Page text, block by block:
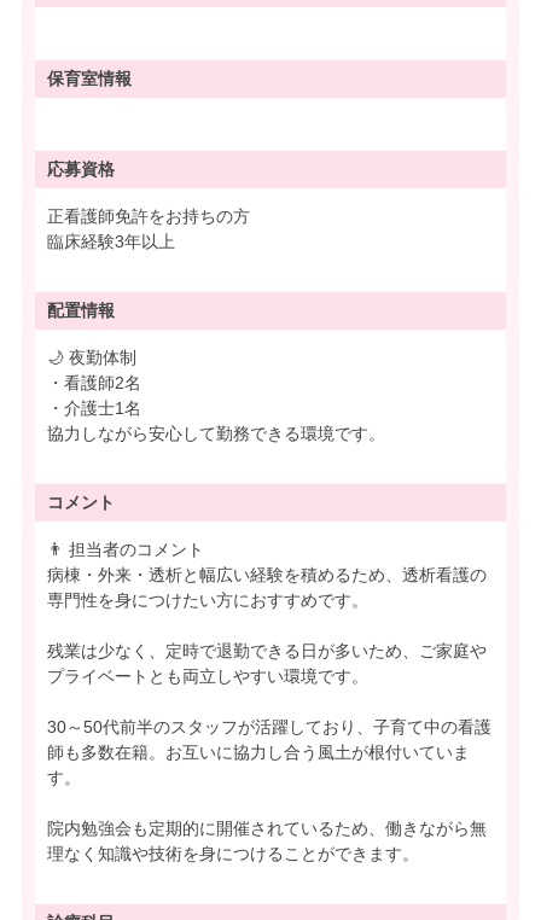
保育室情報
応募資格
正看護師免許をお持ちの方
臨床経験3年以上
配置情報
🌙 夜勤体制
・看護師2名
・介護士1名
協力しながら安心して勤務できる環境です。
コメント
👨 担当者のコメント
病棟・外来・透析と幅広い経験を積めるため、透析看護の
専門性を身につけたい方におすすめです。
残業は少なく、定時で退勤できる日が多いため、ご家庭や
プライベートとも両立しやすい環境です。
30～50代前半のスタッフが活躍しており、子育て中の看護
師も多数在籍。お互いに協力し合う風土が根付いていま
す。
院内勉強会も定期的に開催されているため、働きながら無
理なく知識や技術を身につけることができます。